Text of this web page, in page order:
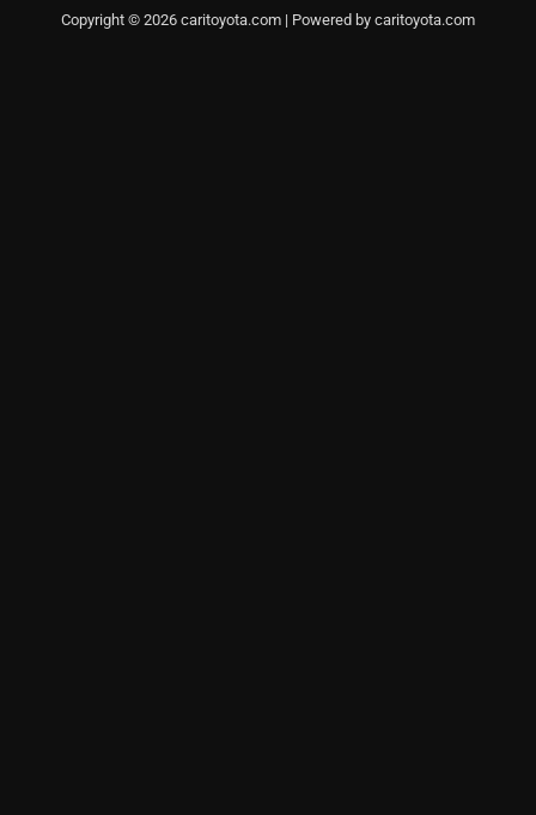
Copyright © 2026 caritoyota.com | Powered by caritoyota.com